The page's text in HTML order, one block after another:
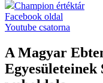
Champion értéktár
Facebook oldal
Youtube csatorna
A Magyar
Egyesületeinek